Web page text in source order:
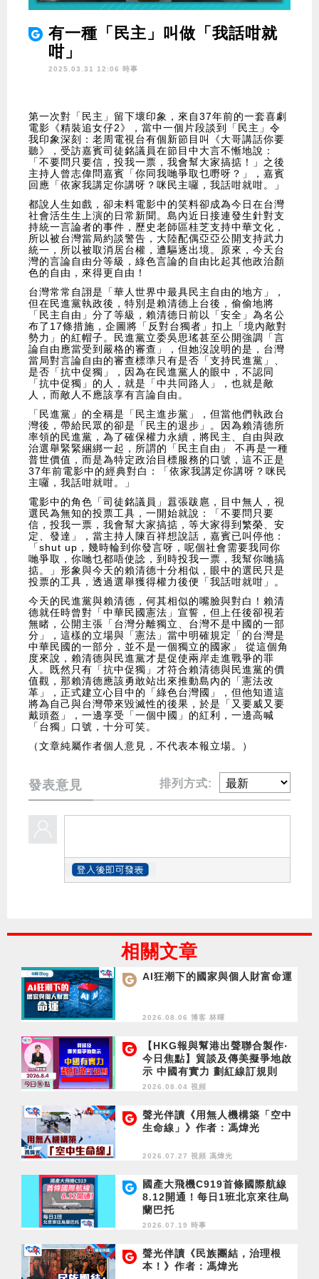
有一種「民主」叫做「我話咁就
咁」
2025.03.31 12:06 時事
第一次對「民主」留下壞印象，來自37年前的一套喜劇
電影《精裝追女仔2》，當中一個片段談到「民主」令
我印象深刻：老周電視台有個新節目叫《大哥講話你要
聽》，受訪嘉賓司徒銘議員在節目中大言不慚地說：
「不要問只要信，投我一票，我會幫大家搞掂！」之後
主持人曾志偉問嘉賓「你同我哋爭取乜嘢呀？」，嘉賓
回應「依家我講定你講呀？咪民主囉，我話咁就咁。」
都說人生如戲，卻未料電影中的笑料卻成為今日在台灣
社會活生生上演的日常新聞。島內近日接連發生針對支
持統一言論者的事件，歷史老師區桂芝支持中華文化，
所以被台灣當局約談警告，大陸配偶亞亞公開支持武力
統一，所以被取消居台權，遭驅逐出境。原來，今天台
灣的言論自由分等級，綠色言論的自由比起其他政治顏
色的自由，來得更自由！
台灣常常自詡是「華人世界中最具民主自由的地方」，
但在民進黨執政後，特別是賴清德上台後，偷偷地將
「民主自由」分了等級，賴清德日前以「安全」為名公
布了17條措施，企圖將「反對台獨者」扣上「境內敵對
勢力」的紅帽子。民進黨立委吳思瑤甚至公開強調「言
論自由應當受到嚴格的審查」，但她沒說明的是，台灣
當局對言論自由的審查標準只有是否「支持民進黨」、
是否「抗中促獨」，因為在民進黨人的眼中，不認同
「抗中促獨」的人，就是「中共同路人」，也就是敵
人，而敵人不應該享有言論自由。
「民進黨」的全稱是「民主進步黨」，但當他們執政台
灣後，帶給民眾的卻是「民主的退步」。因為賴清德所
率領的民進黨，為了確保權力永續，將民主、自由與政
治選舉緊緊綑綁一起，所謂的「民主自由」 不再是一種
普世價值，而是為特定政治目標服務的口號，這不正是
37年前電影中的經典對白：「依家我講定你講呀？咪民
主囉，我話咁就咁。」
電影中的角色「司徒銘議員」囂張跋扈，目中無人，視
選民為無知的投票工具，一開始就說：「不要問只要
信，投我一票，我會幫大家搞掂，等大家得到繁榮、安
定、發達」，當主持人陳百祥想說話，嘉賓已叫停他：
「shut up，幾時輪到你發言呀，呢個社會需要我同你
哋爭取，你哋乜都唔使諗，到時投我一票，我幫你哋搞
掂。」形象與今天的賴清德十分相似，眼中的選民只是
投票的工具，透過選舉獲得權力後便「我話咁就咁」。
今天的民進黨與賴清德，何其相似的嘴臉與對白！賴清
德就任時曾對「中華民國憲法」宣誓，但上任後卻視若
無睹，公開主張「台灣分離獨立、台灣不是中國的一部
分」，這樣的立場與「憲法」當中明確規定「的台灣是
中華民國的一部分，並不是一個獨立的國家」 從這個角
度來說，賴清德與民進黨才是促使兩岸走進戰爭的罪
人。既然只有「抗中促獨」才符合賴清德與民進黨的價
值觀，那賴清德應該勇敢站出來推動島內的「憲法改
革」，正式建立心目中的「綠色台灣國」，但他知道這
將為自己與台灣帶來毀滅性的後果，於是「又要威又要
戴頭盔」，一邊享受「一個中國」的紅利，一邊高喊
「台獨」口號，十分可笑。
（文章純屬作者個人意見，不代表本報立場。）
發表意見 排列方式:
相關文章
AI狂潮下的國家與個人財富命運
2026.08.06 博客 林暉
【HKG報與幫港出聲聯合製作‧
今日焦點】貿談及傳美擬爭地啟
示 中國有實力 劃紅線訂規則
2026.08.04 視頻
聲光伴讀《用無人機構築「空中
生命線」》作者：馮煒光
2026.07.27 視頻 馮煒光
國產大飛機C919首條國際航線
8.12開通！每日1班北京來往烏
蘭巴托
2026.07.19 時事
聲光伴讀《民族團結，治理根
本！》作者：馮煒光